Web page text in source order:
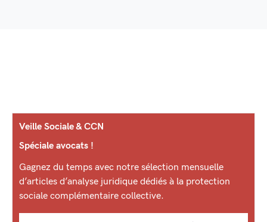
Veille Sociale & CCN
Spéciale avocats !
Gagnez du temps avec notre sélection mensuelle
d’articles d’analyse juridique dédiés à la protection
sociale complémentaire collective.